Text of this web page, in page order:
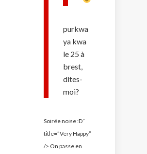
purkwa
ya kwa
le 25 à
brest,
dites-
moi?
Soirée noise:D”
title=”Very Happy”
/> On passe en